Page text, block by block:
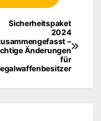
Sicherheitspaket
2024
–
Änderungen
für